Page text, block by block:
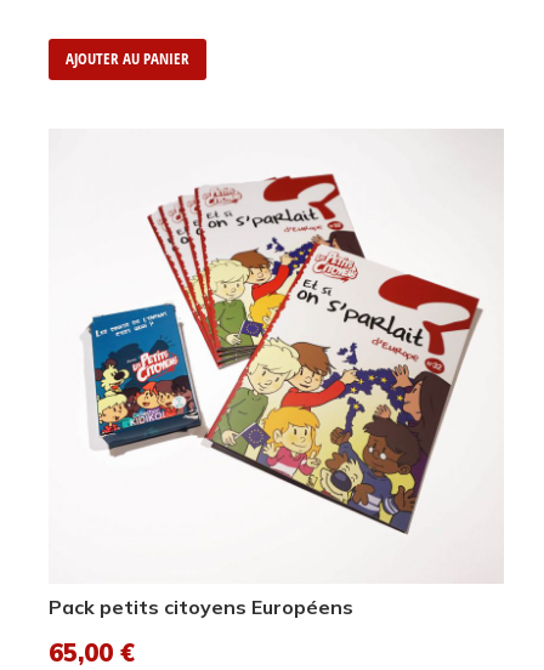
AJOUTER AU PANIER
Pack petits citoyens Européens
65,00 €